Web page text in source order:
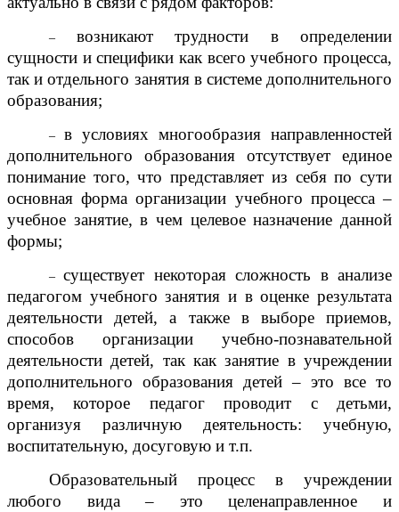
– возникают трудности в определении
сущности и специфики как всего учебного процесса,
так и отдельного занятия в системе дополнительного
образования;
–в условиях многообразия направленностей
дополнительного образования отсутствует единое
понимание того, что представляет из себя по сути
основная форма организации учебного процесса –
учебное занятие, в чем целевое назначение данной
формы;
–существует некоторая сложность в анализе
педагогом учебного занятия и в оценке результата
деятельности детей, а также в выборе приемов,
способов организации учебно-познавательной
деятельности детей, так как занятие в учреждении
дополнительного образования детей – это все то
время, которое педагог проводит с детьми,
организуя различную деятельность: учебную,
воспитательную, досуговую и т.п.
Образовательный процесс в учреждении
любого вида – это целенаправленное и